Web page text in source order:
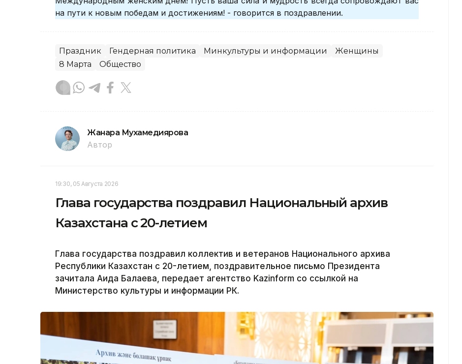
на пути к новым победам и достижениям! - говорится в поздравлении.
Праздник Гендерная политика Минкультуры и информации
Женщины
8 Марта
Общество
Жанара Мухамедиярова
Автор
19:30, 05 Августа 2026
Глава государства поздравил Национальный архив
Казахстана с 20-летием
Глава государства поздравил коллектив и ветеранов Национального архива
Республики Казахстан с 20-летием, поздравительное письмо Президента
зачитала Аида Балаева, передает агентство Kazinform со ссылкой на
Министерство культуры и информации РК.